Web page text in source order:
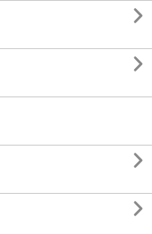



